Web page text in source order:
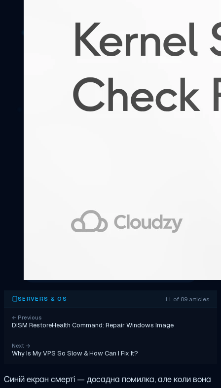
SERVERS & OS 11 of 89 articles
← Previous
DISM RestoreHealth Command: Repair Windows Image
Next →
Why Is My VPS So Slow & How Can I Fix It?
Синій екран смерті — досадна помилка, але коли вона